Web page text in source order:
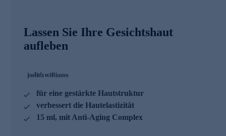
Lassen Sie Ihre Gesichtshaut
aufleben
für eine gestärkte Hautstruktur
verbessert die Hautelastizität
15 ml, mit Anti-Aging Complex